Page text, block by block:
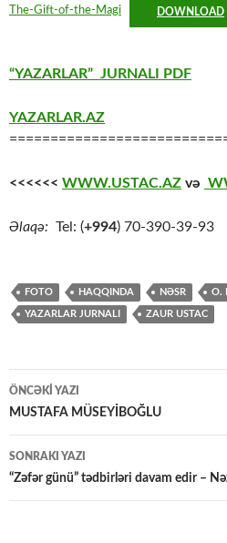
The-Gift-of-the-Magi DOWNLOAD
“YAZARLAR” JURNALI PDF
YAZARLAR.AZ
<<<<<< WWW.USTAC.AZ və
Əlaqə: Tel: (+994) 70-390-39-93
FOTO HAQQINDA NƏSR O.
YAZARLAR JURNALI ZAUR USTAC
Yazılar
üzrə
naviqasiya
ÖNCƏKI YAZI
MUSTAFA MÜSEYİBOĞLU
SONRAKI YAZI
“Zəfər günü” tədbirləri davam edir –